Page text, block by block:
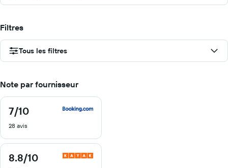
Filtres
Tous les filtres
Note par fournisseur
7/10
7
sur
10
28 avis
8.8/10
8.8